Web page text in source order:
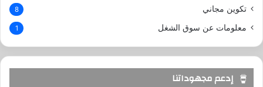
تكوين مجاني 8
معلومات عن سوق الشغل 1
إدعم مجهوداتنا